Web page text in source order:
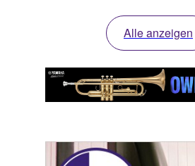
Alle anzeigen